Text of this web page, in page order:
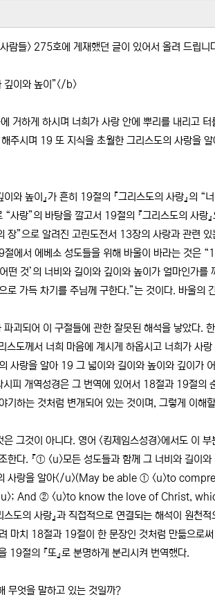
람들> 275호에 게재했던 글이 있어서 올려 드립
깊이와 높이”</b>
거하게 하시며 너희가 사랑 안에 뿌리를 내리고
주시며 19 또 지식을 초월한 그리스도의 사랑을
와 높이』가 흔히 19절의 『그리스도의 사랑』의 “
“사랑”의 바탕을 깔고서 19절의 『그리스도의 사
장”으로 알려진 고린도전서 13장의 사랑과 관련 있
에서 에베소 성도들을 위해 바울이 바라는 것은
떤 것’의 너비와 길이와 깊이와 높이가 얼마인가
로 가득 차기를 주님께 구한다.”는 것이다. 바울의
괴되어 이 구절들에 관한 잘못된 해석을 낳았다.
스도께서 너희 마음에 계시게 하옵시고 너희가 사
사랑을 알아 19 그 넓이와 길이와 높이와 깊이가
피 개역성경은 그 번역에 있어서 18절과 19절의
기하는 것처럼 변개되어 있는 것이며, 그렇게 이해
은 그것이 아니다. 영어 <킹제임스성경>에서도 이
한다. 『① <u>모든 성도들과 함께 그 너비와 길이
의 사랑을 알아</u>(May be able ① <u>to
And ② <u>to know the love of Christ,
스도의 사랑』과 직접적으로 연결되는 해석이 원천
마치 18절과 19절이 한 문장인 것처럼 만듦으로
19절의 『또』로 분명하게 분리시켜 번역했다.
무엇을 말하고 있는 것일까?